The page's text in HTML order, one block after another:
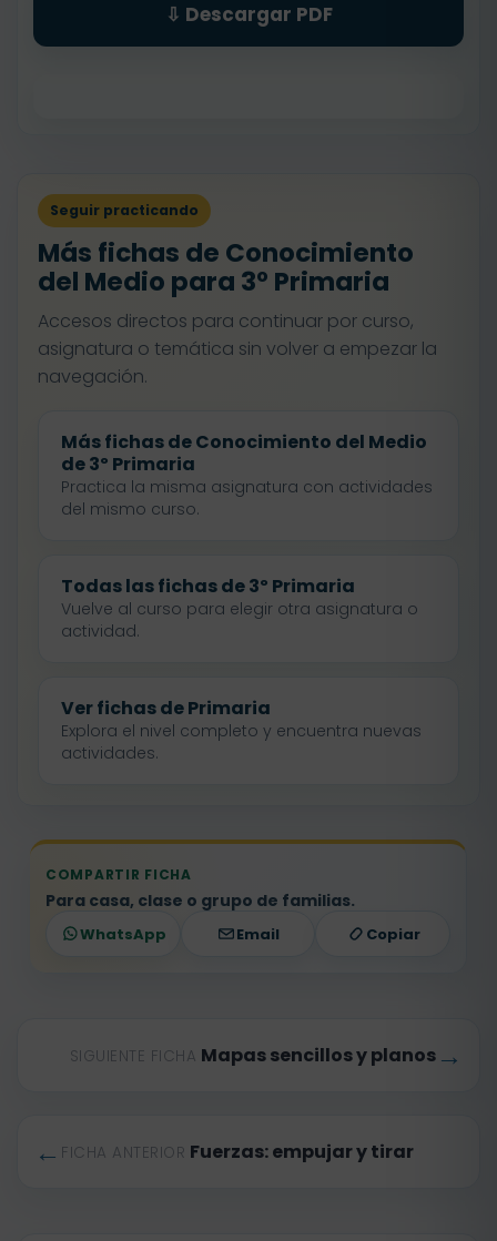
⇩ Descargar PDF
Seguir practicando
Más fichas de Conocimiento
del Medio para 3º Primaria
Accesos directos para continuar por curso,
asignatura o temática sin volver a empezar la
navegación.
Más fichas de Conocimiento del Medio
de 3º Primaria
Practica la misma asignatura con actividades
del mismo curso.
Todas las fichas de 3º Primaria
Vuelve al curso para elegir otra asignatura o
actividad.
Ver fichas de Primaria
Explora el nivel completo y encuentra nuevas
actividades.
COMPARTIR FICHA
Para casa, clase o grupo de familias.
WhatsApp Email Copiar
← FICHA ANTERIOR Fuerzas: empujar y tirar
SIGUIENTE FICHA Mapas sencillos y planos →